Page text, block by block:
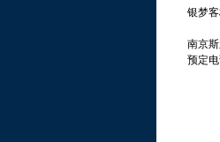
银梦
南京
预定